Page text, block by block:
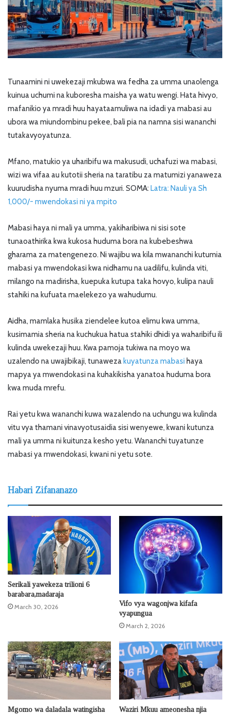
Tunaamini ni uwekezaji mkubwa wa fedha za umma unaolenga
kuinua uchumi na kuboresha maisha ya watu wengi. Hata hivyo,
mafanikio ya mradi huu hayataamuliwa na idadi ya mabasi au
ubora wa miundombinu pekee, bali pia na namna sisi wananchi
tutakavyoyatunza.
Mfano, matukio ya uharibifu wa makusudi, uchafuzi wa mabasi,
wizi wa vifaa au kutotii sheria na taratibu za matumizi yanaweza
kuurudisha nyuma mradi huu mzuri. SOMA: Latra: Nauli ya Sh
1,000/- mwendokasi ni ya mpito
Mabasi haya ni mali ya umma, yakiharibiwa ni sisi sote
tunaoathirika kwa kukosa huduma bora na kubebeshwa
gharama za matengenezo. Ni wajibu wa kila mwananchi kutumia
mabasi ya mwendokasi kwa nidhamu na uadilifu, kulinda viti,
milango na madirisha, kuepuka kutupa taka hovyo, kulipa nauli
stahiki na kufuata maelekezo ya wahudumu.
Aidha, mamlaka husika ziendelee kutoa elimu kwa umma,
kusimamia sheria na kuchukua hatua stahiki dhidi ya waharibifu ili
kulinda uwekezaji huu. Kwa pamoja tukiwa na moyo wa
uzalendo na uwajibikaji, tunaweza kuyatunza mabasi haya
mapya ya mwendokasi na kuhakikisha yanatoa huduma bora
kwa muda mrefu.
Rai yetu kwa wananchi kuwa wazalendo na uchungu wa kulinda
vitu vya thamani vinavyotusaidia sisi wenyewe, kwani kutunza
mali ya umma ni kuitunza kesho yetu. Wananchi tuyatunze
mabasi ya mwendokasi, kwani ni yetu sote.
Habari Zifananazo
Serikali yawekeza trilioni 6
barabara,madaraja
March 30, 2026
Vifo vya wagonjwa kifafa
vyapungua
March 2, 2026
Mgomo wa daladala watingisha
Waziri Mkuu ameonesha njia